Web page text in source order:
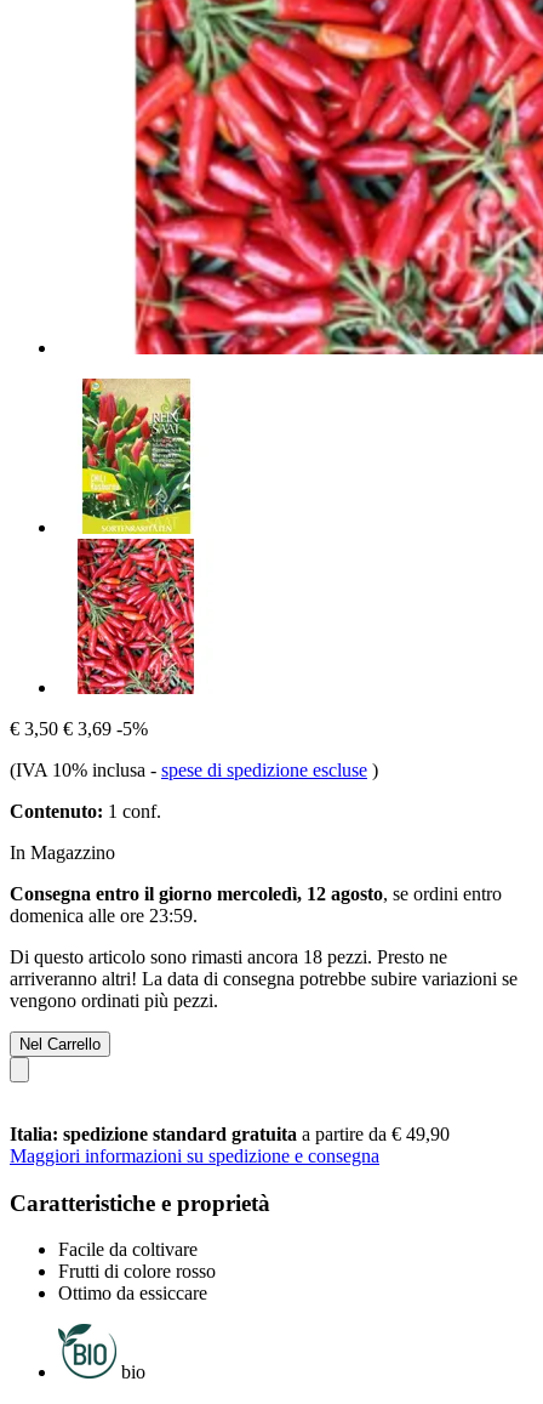
€ 3,50 € 3,69 -5%
(IVA 10% inclusa - spese di spedizione escluse )
Contenuto: 1 conf.
In Magazzino
Consegna entro il giorno mercoledì, 12 agosto, se ordini entro
domenica alle ore 23:59.
Di questo articolo sono rimasti ancora 18 pezzi. Presto ne
arriveranno altri! La data di consegna potrebbe subire variazioni se
vengono ordinati più pezzi.
Nel Carrello
Italia: spedizione standard gratuita a partire da € 49,90
Maggiori informazioni su spedizione e consegna
Caratteristiche e proprietà
Facile da coltivare
Frutti di colore rosso
Ottimo da essiccare
bio